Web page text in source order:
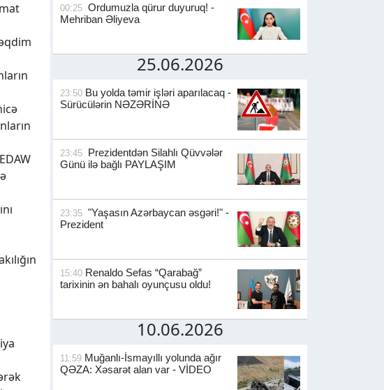
00:25 Ordumuzla qürur duyuruq! -
Mehriban Əliyeva
25.06.2026
23:50 Bu yolda təmir işləri aparılacaq -
Sürücülərin NƏZƏRİNƏ
23:45 Prezidentdən Silahlı Qüvvələr
Günü ilə bağlı PAYLAŞIM
23:35 "Yaşasın Azərbaycan əsgəri!" -
Prezident
15:40 Renaldo Sefas “Qarabağ”
tarixinin ən bahalı oyunçusu oldu!
10.06.2026
11:59 Muğanlı-İsmayıllı yolunda ağır
QƏZA: Xəsarət alan var - VİDEO